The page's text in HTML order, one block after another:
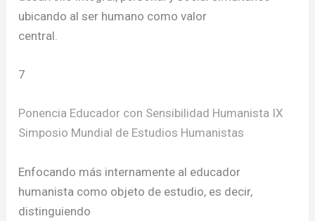
ubicando al ser humano como valor
central.
7
Ponencia Educador con Sensibilidad Humanista IX
Simposio Mundial de Estudios Humanistas
Enfocando más internamente al educador
humanista como objeto de estudio, es decir,
distinguiendo